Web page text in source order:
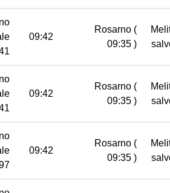
09:42
Rosarno (
09:35 )
09:42
Rosarno (
09:35 )
09:42
Rosarno (
09:35 )